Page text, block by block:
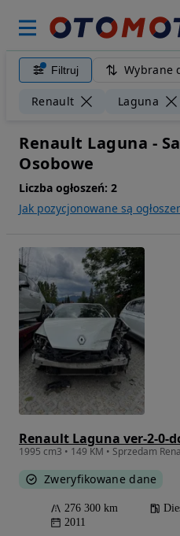
Filtruj Wybrane
Renault Laguna
Renault Laguna -
Osobowe
Liczba ogłoszeń: 2
Jak pozycjonowane są
Renault Laguna ver-2-0-
Zweryfikowane dane
276 300 km
2011